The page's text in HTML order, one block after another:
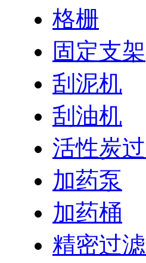
格栅
固定支架
刮泥机
刮油机
活性炭
加药泵
加药桶
精密过